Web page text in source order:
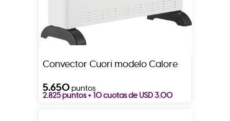
Convector Cuori modelo Calore
5.650puntos
2.825 puntos + 10 cuotas de USD 3.00